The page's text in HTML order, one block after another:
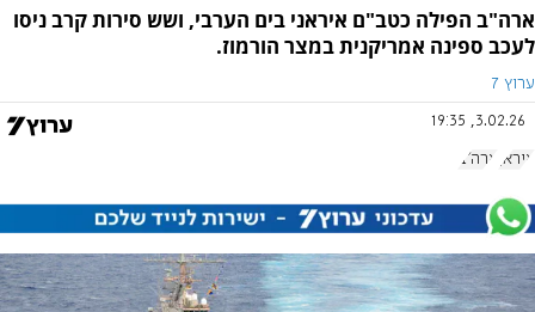
ארה"ב הפילה כטב"ם איראני בים הערבי, ושש סירות קרב ניסו
לעכב ספינה אמריקנית במצר הורמוז.
ערוץ 7
3.02.26, 19:35
איראן ארה"ב